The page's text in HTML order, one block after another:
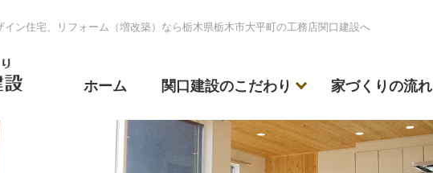
ン住宅、リフォーム（増改築）なら栃木県栃木市大平町の工務店関口建設へ
ホーム 関口建設のこだわり 家づくりの流れ